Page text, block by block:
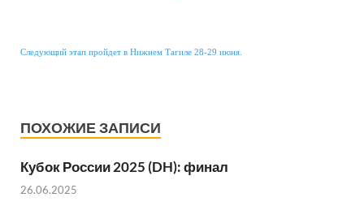
Следующий этап пройдет в Нижнем Тагиле 28-29 июня.
ПОХОЖИЕ ЗАПИСИ
Кубок России 2025 (DH): финал
26.06.2025